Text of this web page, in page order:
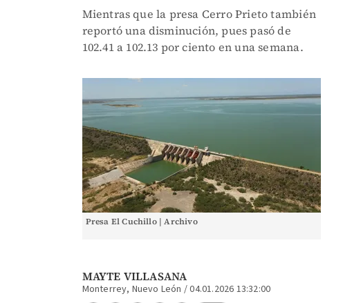
Mientras que la presa Cerro Prieto también
reportó una disminución, pues pasó de
102.41 a 102.13 por ciento en una semana.
Presa El Cuchillo | Archivo
MAYTE VILLASANA
Monterrey, Nuevo León /04.01.2026 13:32:00